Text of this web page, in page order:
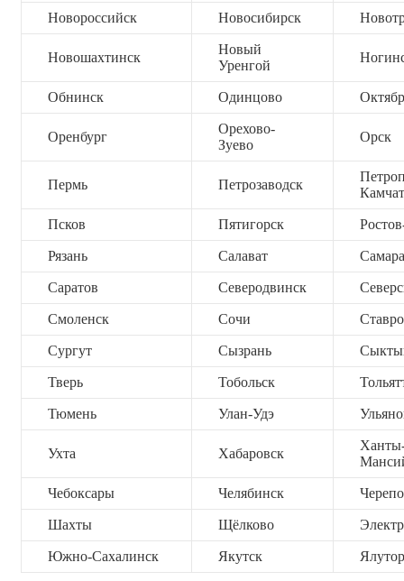
Новороссийск Новосибирск
Новошахтинск
Новый
Уренгой
Обнинск Одинцово
Оренбург
Орехово-
Зуево
Орск
Пермь Петрозаводск
Псков Пятигорск
Рязань Салават Самара
Саратов Северодвинск
Смоленск Сочи
Сургут Сызрань
Тверь Тобольск
Тюмень Улан-Удэ
Ухта Хабаровск
Чебоксары Челябинск
Шахты Щёлково
Южно-Сахалинск Якутск